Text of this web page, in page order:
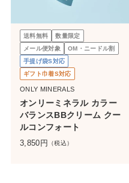
送料無料
数量限定
メール便対象
OM・ニードル割
手提げ袋S対応
ギフト巾着S対応
ONLY MINERALS
オンリーミネラル カラー
バランスBBクリーム クー
ルコンフォート
3,850 円 （税込）